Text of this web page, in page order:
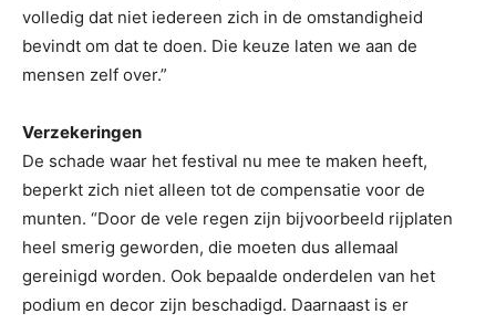
volledig dat niet iedereen zich in de omstandigheid
bevindt om dat te doen. Die keuze laten we aan de
mensen zelf over.”
Verzekeringen
De schade waar het festival nu mee te maken heeft,
beperkt zich niet alleen tot de compensatie voor de
munten. “Door de vele regen zijn bijvoorbeeld rijplaten
heel smerig geworden, die moeten dus allemaal
gereinigd worden. Ook bepaalde onderdelen van het
podium en decor zijn beschadigd. Daarnaast is er